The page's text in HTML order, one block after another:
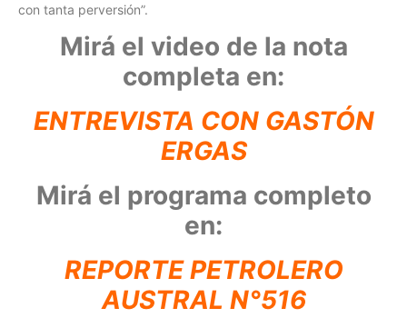
con tanta perversión”.
Mirá el video de la nota
completa en:
ENTREVISTA CON GASTÓN
ERGAS
Mirá el programa completo
en:
REPORTE PETROLERO
AUSTRAL N°516